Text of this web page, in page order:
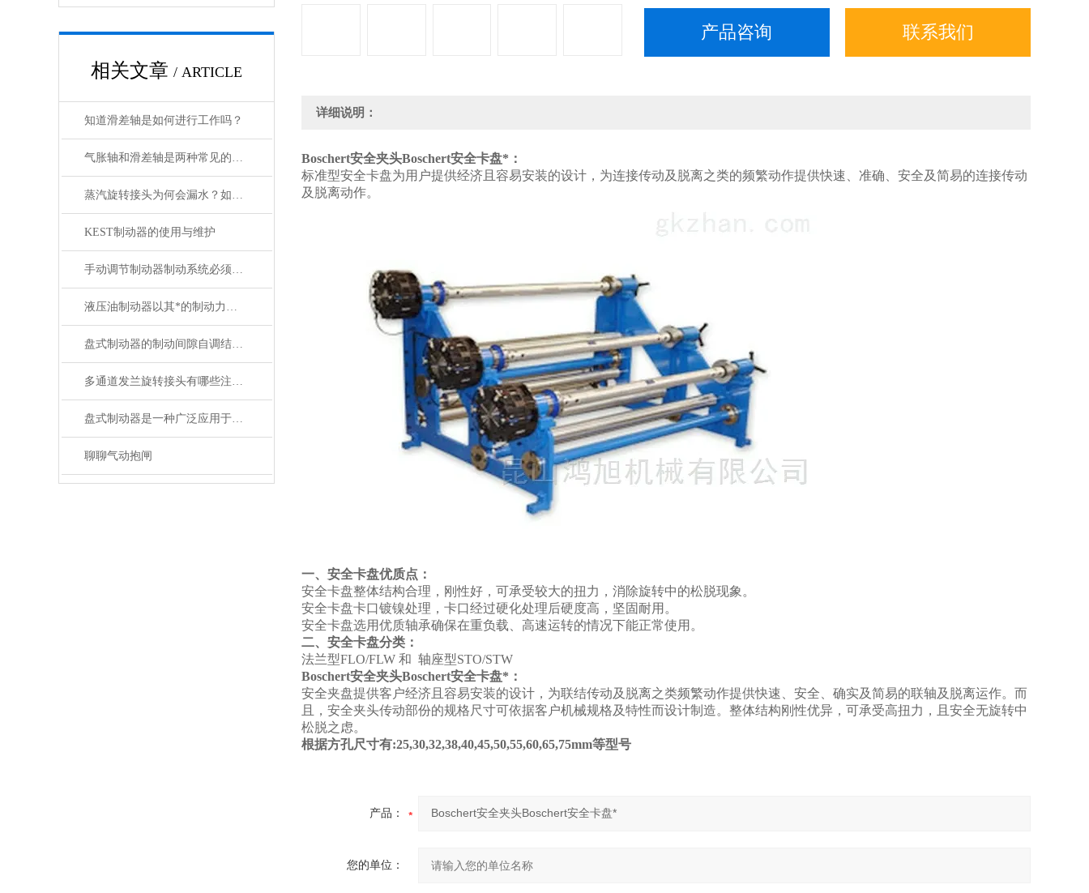
相关文章 / ARTICLE
知道滑差轴是如何进行工作吗？
气胀轴和滑差轴是两种常见的机械传动轴
蒸汽旋转接头为何会漏水？如何解决？
KEST制动器的使用与维护
手动调节制动器制动系统必须具备的功能
液压油制动器以其*的制动力矩和稳定的制动性能而受到青睐
盘式制动器的制动间隙自调结构说明
多通道发兰旋转接头有哪些注意事项
盘式制动器是一种广泛应用于各类车辆和机械设备的制动系统
聊聊气动抱闸
产品咨询 联系我们
详细说明：
Boschert安全夹头Boschert安全卡盘*：
标准型安全卡盘为用户提供经济且容易安装的设计，为连接传动及脱离之类的频繁动作提供快速、准确、安全及简易的连接传动
及脱离动作。
一、安全卡盘优质点：
安全卡盘整体结构合理，刚性好，可承受较大的扭力，消除旋转中的松脱现象。
安全卡盘卡口镀镍处理，卡口经过硬化处理后硬度高，坚固耐用。
安全卡盘选用优质轴承确保在重负载、高速运转的情况下能正常使用。
二、安全卡盘分类：
法兰型FLO/FLW 和 轴座型STO/STW
Boschert安全夹头Boschert安全卡盘*：
安全夹盘提供客户经济且容易安装的设计，为联结传动及脱离之类频繁动作提供快速、安全、确实及简易的联轴及脱离运作。而
且，安全夹头传动部份的规格尺寸可依据客户机械规格及特性而设计制造。整体结构刚性优异，可承受高扭力，且安全无旋转中
松脱之虑。
根据方孔尺寸有:25,30,32,38,40,45,50,55,60,65,75mm等型号
产品：
您的单位：